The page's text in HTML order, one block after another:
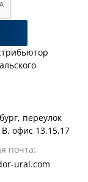
переулок
офис 13,15,17
почта:
ural.com